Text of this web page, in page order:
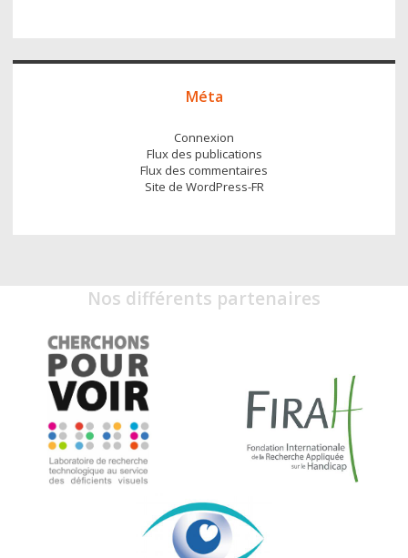
Méta
Connexion
Flux des publications
Flux des commentaires
Site de WordPress-FR
Nos différents partenaires